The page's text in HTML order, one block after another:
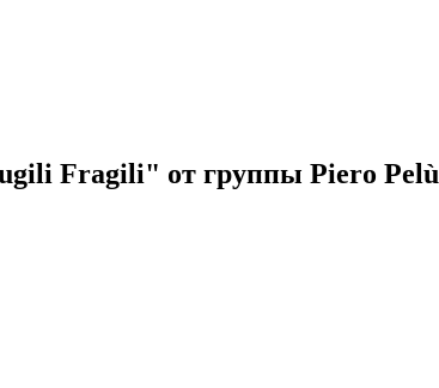
Fragili" от группы Piero Pelù